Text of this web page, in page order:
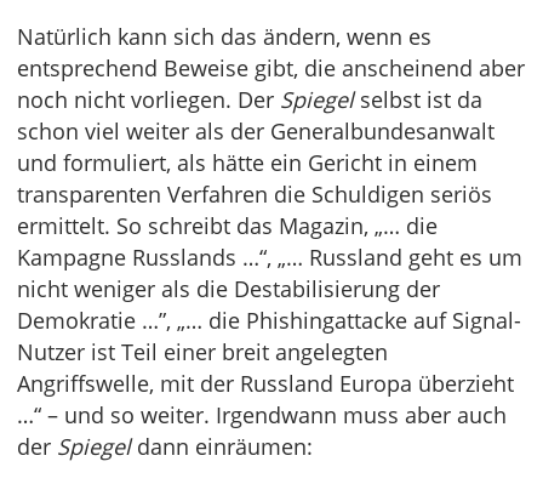
Natürlich kann sich das ändern, wenn es
entsprechend Beweise gibt, die anscheinend aber
noch nicht vorliegen. Der Spiegelselbst ist da
schon viel weiter als der Generalbundesanwalt
und formuliert, als hätte ein Gericht in einem
transparenten Verfahren die Schuldigen seriös
ermittelt. So schreibt das Magazin, „… die
Kampagne Russlands …“, „… Russland geht es um
nicht weniger als die Destabilisierung der
Demokratie …”, „… die Phishingattacke auf Signal-
Nutzer ist Teil einer breit angelegten
Angriffswelle, mit der Russland Europa überzieht
…“ – und so weiter. Irgendwann muss aber auch
der Spiegeldann einräumen: